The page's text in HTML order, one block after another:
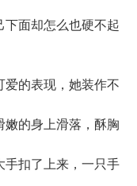
下面却怎么也硬不起
的表现，她装作不
嫩的身上滑落，酥胸
手扣了上来，一只手